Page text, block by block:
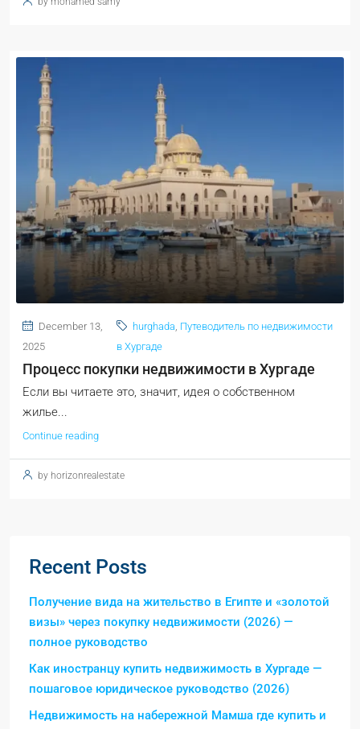
December 13,
2025
hurghada Путеводитель по недвижимости
в Хургаде
Процесс покупки недвижимости в Хургаде
Если вы читаете это, значит, идея о собственном
жилье...
Continue reading
by horizonrealestate
Recent Posts
Получение вида на жительство в Египте и «золотой
визы» через покупку недвижимости (2026) —
полное руководство
Как иностранцу купить недвижимость в Хургаде —
пошаговое юридическое руководство (2026)
Недвижимость на набережной Мамша где купить и